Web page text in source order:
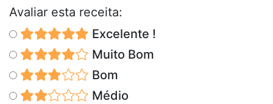
Avaliar esta receita:
Excelente !
Muito Bom
Bom
Médio